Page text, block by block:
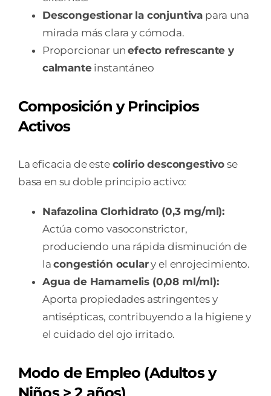
Descongestionar la conjuntiva para una
mirada más clara y cómoda.
Proporcionar unefecto refrescante y
calmanteinstantáneo
Composición y Principios
Activos
La eficacia de este colirio descongestivo se
basa en su doble principio activo:
Nafazolina Clorhidrato (0,3 mg/ml):
Actúa como vasoconstrictor,
produciendo una rápida disminución de
lacongestión oculary el enrojecimiento.
Agua de Hamamelis (0,08 ml/ml):
Aporta propiedades astringentes y
antisépticas, contribuyendo a la higiene y
el cuidado del ojo irritado.
Modo de Empleo (Adultos y